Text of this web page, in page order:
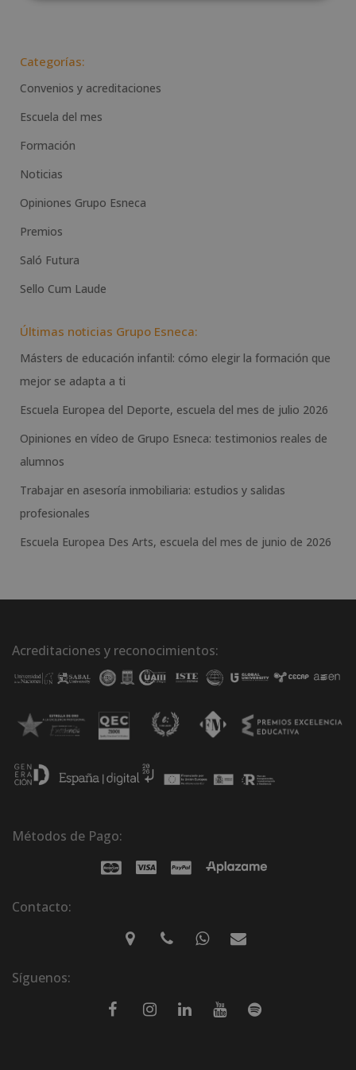
Categorías:
Convenios y acreditaciones
Escuela del mes
Formación
Noticias
Opiniones Grupo Esneca
Premios
Saló Futura
Sello Cum Laude
Últimas noticias Grupo Esneca:
Másters de educación infantil: cómo elegir la formación que
mejor se adapta a ti
Escuela Europea del Deporte, escuela del mes de julio 2026
Opiniones en vídeo de Grupo Esneca: testimonios reales de
alumnos
Trabajar en asesoría inmobiliaria: estudios y salidas
profesionales
Escuela Europea Des Arts, escuela del mes de junio de 2026
Acreditaciones y reconocimientos:
Métodos de Pago:
Contacto:
Síguenos: